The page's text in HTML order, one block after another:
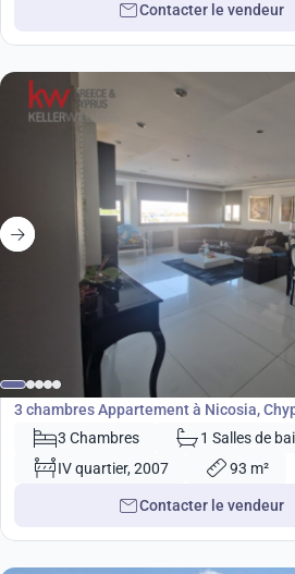
Contacter le vendeur
315 000
Appartement
3 chambres Appartement à Nicosia,
3 Chambres
1 Salles de
IV quartier, 2007
93 m²
Contacter le vendeur